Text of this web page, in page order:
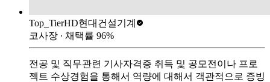
Top_TierHD현대건설기계
코사장 ∙ 채택률 96%
전공 및 직무관련 기사자격증 취득 및 공모전이나 프로
젝트 수상경험을 통해서 역량에 대해서 객관적으로 증빙